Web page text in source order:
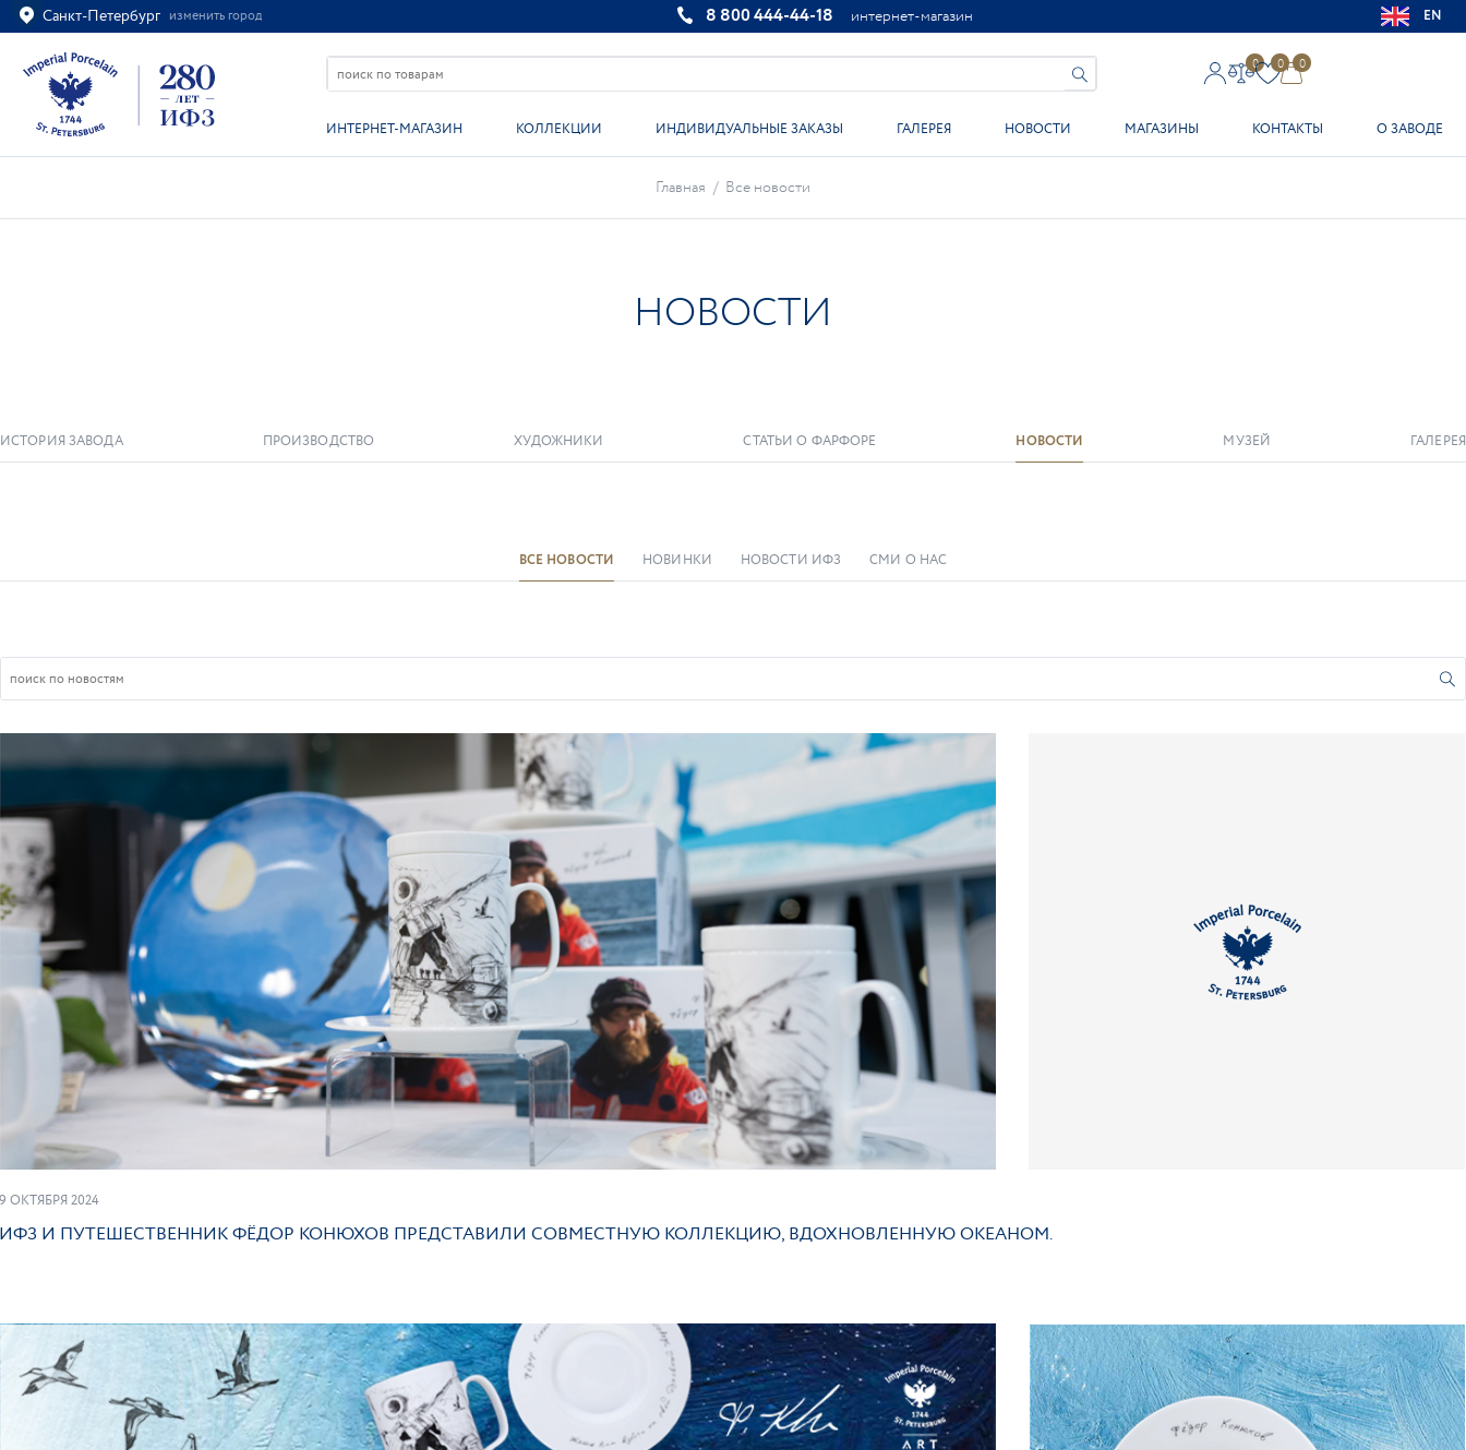
Санкт-Петербург изменить город
Ваш город Санкт-Петербург?
ВСЁ ВЕРНО ИЗМЕНИТЬ
8 800 444-44-18 интернет-магазин EN
0 0 0
ИНТЕРНЕТ-МАГАЗИН КОЛЛЕКЦИИ ИНДИВИДУАЛЬНЫЕ ЗАКАЗЫ ГАЛЕРЕЯ НОВОСТИ МАГАЗИНЫ КОНТАКТЫ О ЗАВОДЕ
Главная / Все новости
НОВОСТИ
НОВОСТИ
ИСТОРИЯ ЗАВОДА ПРОИЗВОДСТВО ХУДОЖНИКИ СТАТЬИ О ФАРФОРЕ НОВОСТИ МУЗЕЙ ГАЛЕРЕЯ
ВСЕ НОВОСТИ НОВИНКИ НОВОСТИ ИФЗ СМИ О НАС
ПОДРОБНЕЕ
9 ОКТЯБРЯ 2024
ИФЗ И ПУТЕШЕСТВЕННИК ФЁДОР КОНЮХОВ ПРЕДСТАВИЛИ СОВМЕСТНУЮ КОЛЛЕКЦИЮ, ВДОХНОВЛЕННУЮ ОКЕАНОМ.